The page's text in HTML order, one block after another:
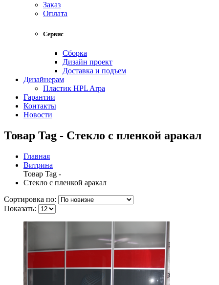
Заказ
Оплата
Сервис
Сборка
Дизайн проект
Доставка и подъем
Дизайнерам
Пластик HPL Arpa
Гарантии
Контакты
Новости
Товар Tag - Стекло с пленкой аракал
Главная
Витрина
Товар Tag -
Стекло с пленкой аракал
Сортировка по:
Показать: